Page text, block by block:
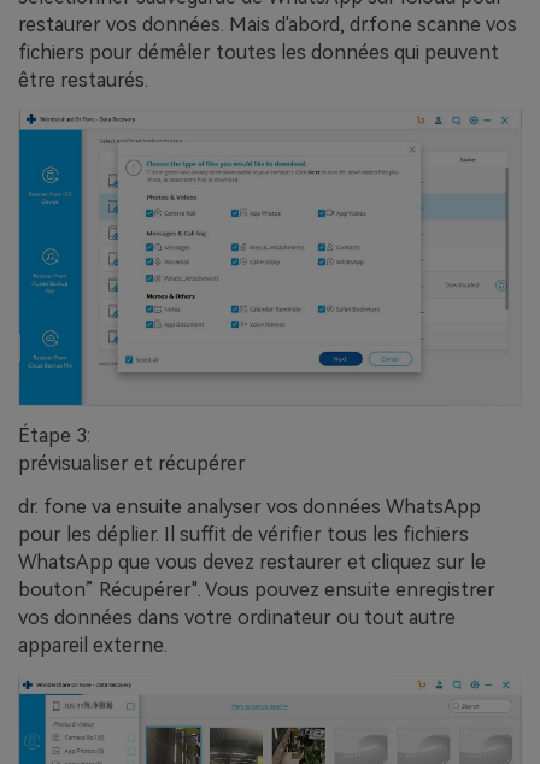
restaurer vos données. Mais d'abord, dr.fone scanne vos
fichiers pour démêler toutes les données qui peuvent
être restaurés.
Étape 3:
prévisualiser et récupérer
dr. fone va ensuite analyser vos données WhatsApp
pour les déplier. Il suffit de vérifier tous les fichiers
WhatsApp que vous devez restaurer et cliquez sur le
bouton” Récupérer". Vous pouvez ensuite enregistrer
vos données dans votre ordinateur ou tout autre
appareil externe.